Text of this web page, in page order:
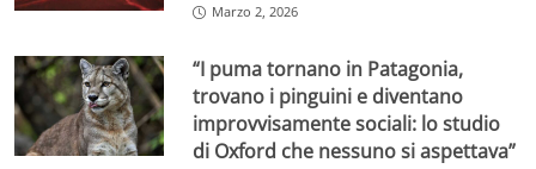
Marzo 2, 2026
“I puma tornano in Patagonia,
trovano i pinguini e diventano
improvvisamente sociali: lo studio
di Oxford che nessuno si aspettava”